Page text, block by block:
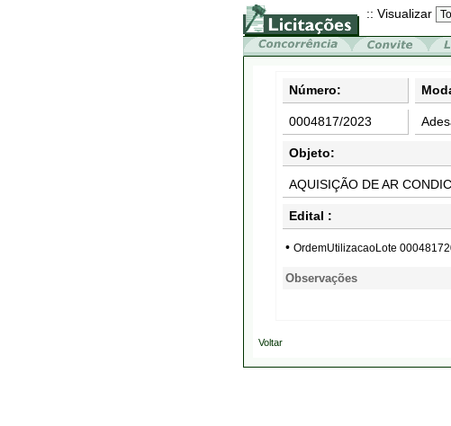
:: Visualizar
Número:
0004817/2023
Objeto:
AQUISIÇÃO DE AR
Edital :
• OrdemUtilizacaoLote
Observações
Voltar